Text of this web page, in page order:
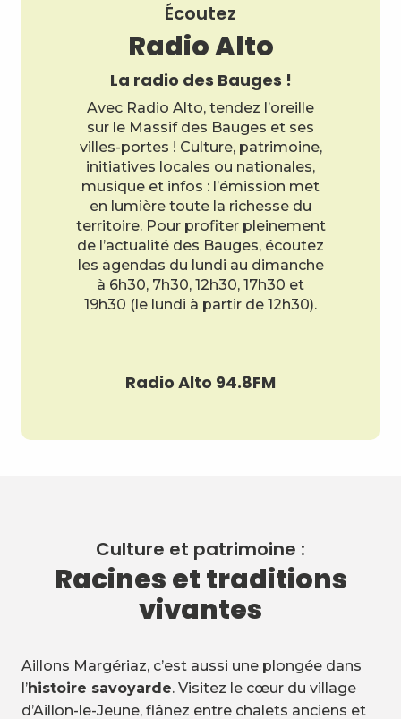
Écoutez
Radio Alto
La radio des Bauges !
Avec Radio Alto, tendez l’oreille
sur le Massif des Bauges et ses
villes-portes ! Culture, patrimoine,
initiatives locales ou nationales,
musique et infos : l’émission met
en lumière toute la richesse du
territoire. Pour profiter pleinement
de l’actualité des Bauges, écoutez
les agendas du lundi au dimanche
à 6h30, 7h30, 12h30, 17h30 et
19h30 (le lundi à partir de 12h30).
Radio Alto 94.8FM
Culture et patrimoine :
Racines et traditions
vivantes
Aillons Margériaz, c’est aussi une plongée dans
l’histoire savoyarde. Visitez le cœur du village
d’Aillon-le-Jeune, flânez entre chalets anciens et